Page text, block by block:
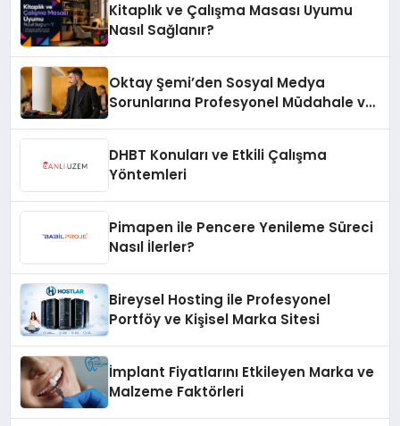
Kitaplık ve Çalışma Masası Uyumu
Nasıl Sağlanır?
Oktay Şemi’den Sosyal Medya
Sorunlarına Profesyonel Müdahale ve
DHBT Konuları ve Etkili Çalışma
Yöntemleri
Pimapen ile Pencere Yenileme Süreci
Nasıl İlerler?
Bireysel Hosting ile Profesyonel
Portföy ve Kişisel Marka Sitesi
İmplant Fiyatlarını Etkileyen Marka ve
Malzeme Faktörleri